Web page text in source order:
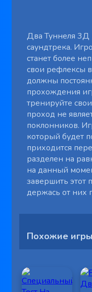
Два Туннеля 3Д
саундтрека.
станет более
свои рефлексы
должны
прохождения
тренируйте
проход не
поклонников.
который будет
приходится
разделен на
на данный
завершить этот
держась от них
Похожие игры